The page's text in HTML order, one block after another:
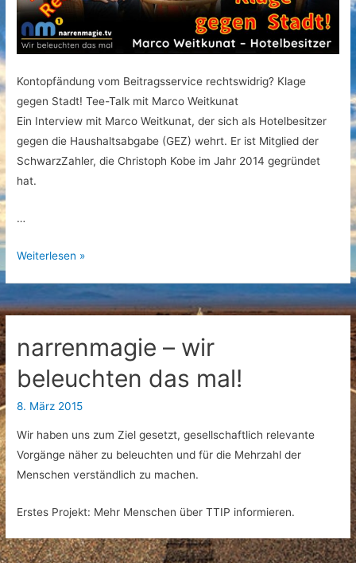
Kontopfändung vom Beitragsservice rechtswidrig? Klage
gegen Stadt! Tee-Talk mit Marco Weitkunat
Ein Interview mit Marco Weitkunat, der sich als Hotelbesitzer
gegen die Haushaltsabgabe (GEZ) wehrt. Er ist Mitglied der
SchwarzZahler, die Christoph Kobe im Jahr 2014 gegründet
hat.
…
Videoproduktion:
mit
Weitkunat
Weiterlesen »
narrenmagie – wir
beleuchten das mal!
8. März 2015
Wir haben uns zum Ziel gesetzt, gesellschaftlich relevante
Vorgänge näher zu beleuchten und für die Mehrzahl der
Menschen verständlich zu machen.
Erstes Projekt: Mehr Menschen über TTIP informieren.